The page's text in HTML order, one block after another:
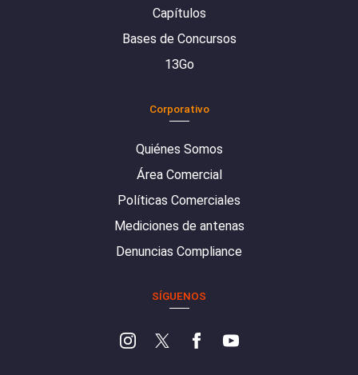
Capítulos
Bases de Concursos
13Go
Corporativo
Quiénes Somos
Área Comercial
Políticas Comerciales
Mediciones de antenas
Denuncias Compliance
SÍGUENOS